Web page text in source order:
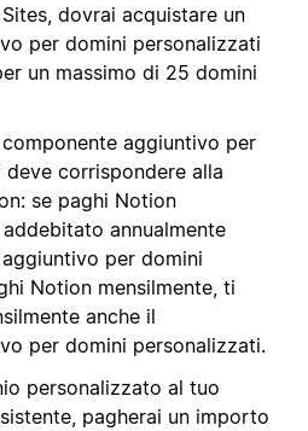
dovrai acquistare un
per domini personalizzati
un massimo di 25 domini
aggiuntivo per
corrispondere alla
se paghi Notion
annualmente
per domini
Notion mensilmente, ti
anche il
per domini personalizzati.
personalizzato al tuo
pagherai un importo